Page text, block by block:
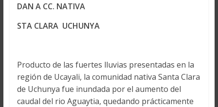
DAN A CC. NATIVA
STA CLARA UCHUNYA
Producto de las fuertes lluvias presentadas en la
región de Ucayali, la comunidad nativa Santa Clara
de Uchunya fue inundada por el aumento del
caudal del rio Aguaytia, quedando prácticamente